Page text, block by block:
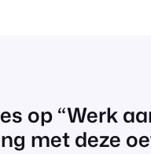
op “Werk
met deze